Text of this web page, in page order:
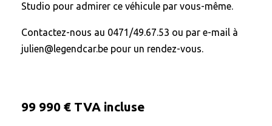
Studio pour admirer ce véhicule par vous-même.
Contactez-nous au 0471/49.67.53 ou par e-mail à
julien@legendcar.be pour un rendez-vous.
99 990 € TVA incluse